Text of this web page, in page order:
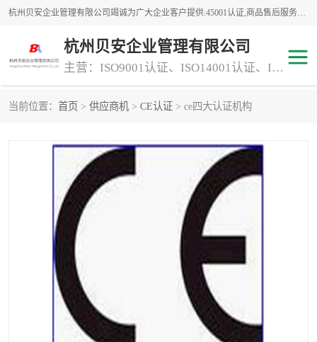
杭州贝安企业管理有限公司竭诚为广大企业客户提供:45001认证,商品售后服务认证,CE认证,知识产权体系认证,iso体系认证等服务,公司提供一条认证服务,方便快捷.
杭州贝安企业管理有限公司
主营：ISO9001认证、ISO14001认证、ISO认证、ISO22000认证、ISO/TS16949认证,FSC森林认证
当前位置： 首页 > 供应商机 > CE认证 > ce四大认证机构
专业资质评价证书(1) ISO9000
ISO14000 45001认证
GJB 9001C-2017 知识产权体系认证
工程承包 交通运输服务
ITSS认证 消防设施工程专业承包
交通运输服务认证 CCRC认证